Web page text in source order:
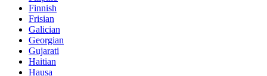
Finnish
Frisian
Galician
Georgian
Gujarati
Haitian
Hausa